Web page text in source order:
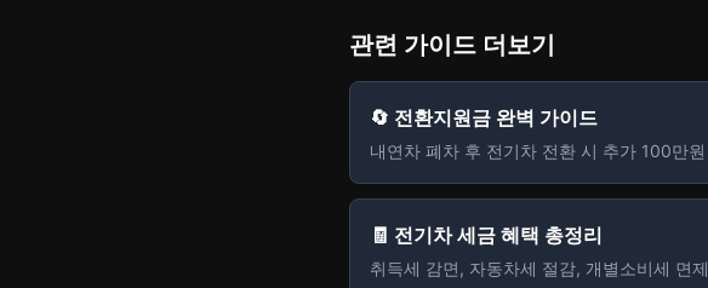
관련 가이드 더보기
🔄 전환지원금 완벽 가이드
내연차 폐차 후 전기차 전환 시 추가 100만원
🧾 전기차 세금 혜택 총정리
취득세 감면, 자동차세 절감, 개별소비세 면제